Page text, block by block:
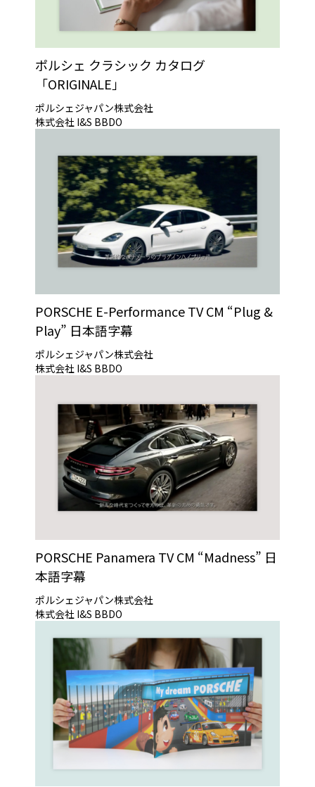
ポルシェ クラシック カタログ
「ORIGINALE」
ポルシェジャパン株式会社
株式会社 I&S BBDO
PORSCHE E-Performance TV CM “Plug &
Play” 日本語字幕
ポルシェジャパン株式会社
株式会社 I&S BBDO
PORSCHE Panamera TV CM “Madness” 日
本語字幕
ポルシェジャパン株式会社
株式会社 I&S BBDO